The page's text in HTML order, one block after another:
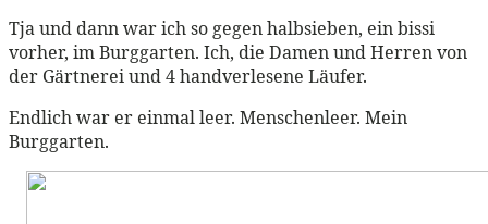
Tja und dann war ich so gegen halbsieben, ein bissi
vorher, im Burggarten. Ich, die Damen und Herren von
der Gärtnerei und 4 handverlesene Läufer.
Endlich war er einmal leer. Menschenleer. Mein
Burggarten.